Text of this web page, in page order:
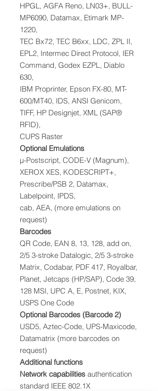
HPGL, AGFA Reno, LN03+, BULL-
MP6090, Datamax, Etimark MP-
1220,
TEC Bx72, TEC B6xx, LDC, ZPL II,
EPL2, Intermec Direct Protocol, IER
Command, Godex EZPL, Diablo
630,
IBM Proprinter, Epson FX-80, MT-
600/MT40, IDS, ANSI Genicom,
TIFF, HP Designjet, XML (SAP®
RFID),
CUPS Raster
Optional Emulations
μ-Postscript, CODE-V (Magnum),
XEROX XES, KODESCRIPT+,
Prescribe/PSB 2, Datamax,
Labelpoint, IPDS,
cab, AEA, (more emulations on
request)
Barcodes
QR Code, EAN 8, 13, 128, add on,
2/5 3-stroke Datalogic, 2/5 3-stroke
Matrix, Codabar, PDF 417, Royalbar,
Planet, Jetcaps (HP/SAP), Code 39,
128 MSI, UPC A, E, Postnet, KIX,
USPS One Code
Optional Barcodes (Barcode 2)
USD5, Aztec-Code, UPS-Maxicode,
Datamatrix (more barcodes on
request)
Additional functions
Network capabilities authentication
standard IEEE 802.1X